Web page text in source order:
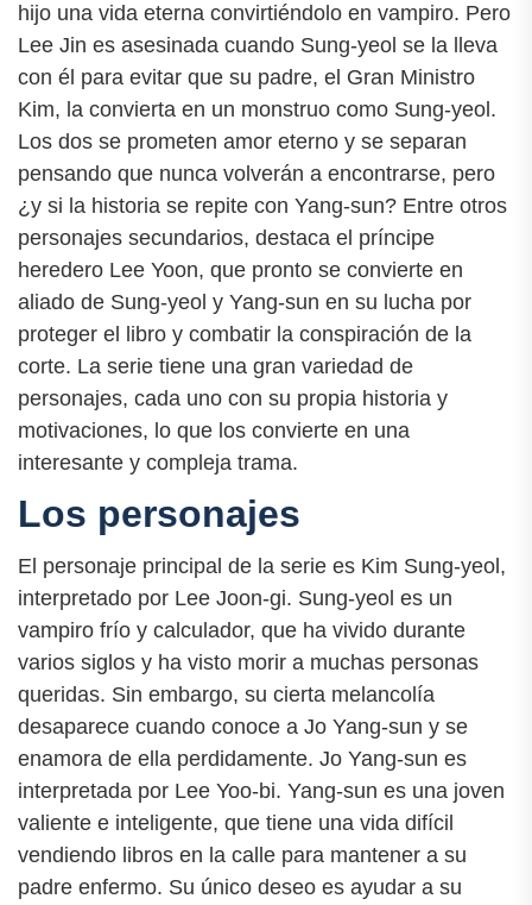
hijo una vida eterna convirtiéndolo en vampiro. Pero
Lee Jin es asesinada cuando Sung-yeol se la lleva
con él para evitar que su padre, el Gran Ministro
Kim, la convierta en un monstruo como Sung-yeol.
Los dos se prometen amor eterno y se separan
pensando que nunca volverán a encontrarse, pero
¿y si la historia se repite con Yang-sun? Entre otros
personajes secundarios, destaca el príncipe
heredero Lee Yoon, que pronto se convierte en
aliado de Sung-yeol y Yang-sun en su lucha por
proteger el libro y combatir la conspiración de la
corte. La serie tiene una gran variedad de
personajes, cada uno con su propia historia y
motivaciones, lo que los convierte en una
interesante y compleja trama.
Los personajes
El personaje principal de la serie es Kim Sung-yeol,
interpretado por Lee Joon-gi. Sung-yeol es un
vampiro frío y calculador, que ha vivido durante
varios siglos y ha visto morir a muchas personas
queridas. Sin embargo, su cierta melancolía
desaparece cuando conoce a Jo Yang-sun y se
enamora de ella perdidamente. Jo Yang-sun es
interpretada por Lee Yoo-bi. Yang-sun es una joven
valiente e inteligente, que tiene una vida difícil
vendiendo libros en la calle para mantener a su
padre enfermo. Su único deseo es ayudar a su